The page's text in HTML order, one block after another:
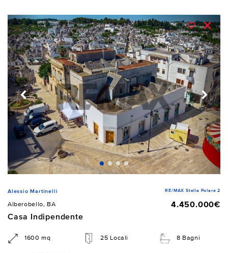
Alessio Martinelli RE/MAX Stella Polare 2
Alberobello, BA
4.450.000€
Casa Indipendente
1600 mq 25 Locali 8 Bagni